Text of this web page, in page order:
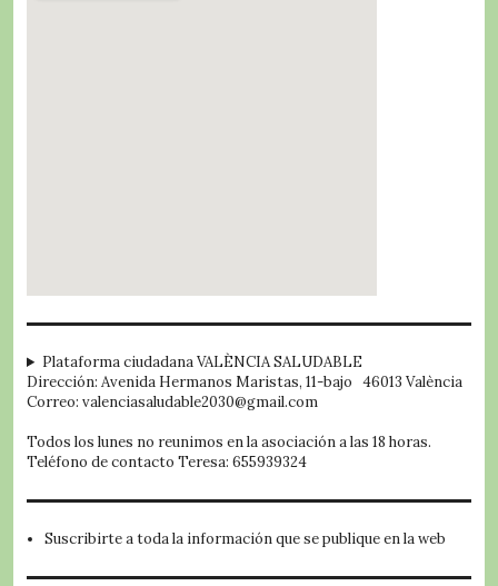
Plataforma ciudadana VALÈNCIA SALUDABLE
Dirección: Avenida Hermanos Maristas, 11-bajo 46013 València
Correo: valenciasaludable2030@gmail.com
Todos los lunes no reunimos en la asociación a las 18 horas.
Teléfono de contacto Teresa: 655939324
Suscribirte a toda la información que se publique en la web